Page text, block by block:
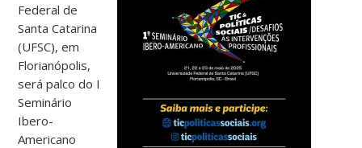
Federal de
Santa Catarina
(UFSC), em
Florianópolis,
será palco do I
Seminário
Ibero-
Americano